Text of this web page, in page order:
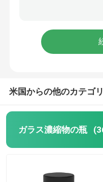
黒の UV ガラス瓶
ガラス雑草の瓶
米国からの他のカテゴ
ガラス濃縮物の瓶